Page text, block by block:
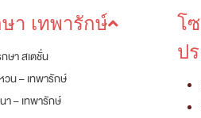
า เทพารักษ์
ษา สเตชั่น
วน – เทพารักษ์
า – เทพารักษ์
โ
ป